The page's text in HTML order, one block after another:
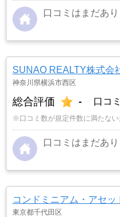
口コミはまだあ
SUNAO REALTY株式会
神奈川県横浜市西区
総合評価 - 口コ
※口コミ数が規定件数に満たない
口コミはまだあ
コンドミニアム・アセ
東京都千代田区